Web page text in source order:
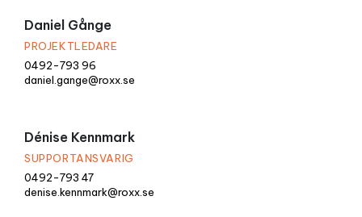
Daniel Gånge
PROJEKTLEDARE
0492-793 96
daniel.gange@roxx.se
Dénise Kennmark
SUPPORTANSVARIG
0492-793 47
denise.kennmark@roxx.se